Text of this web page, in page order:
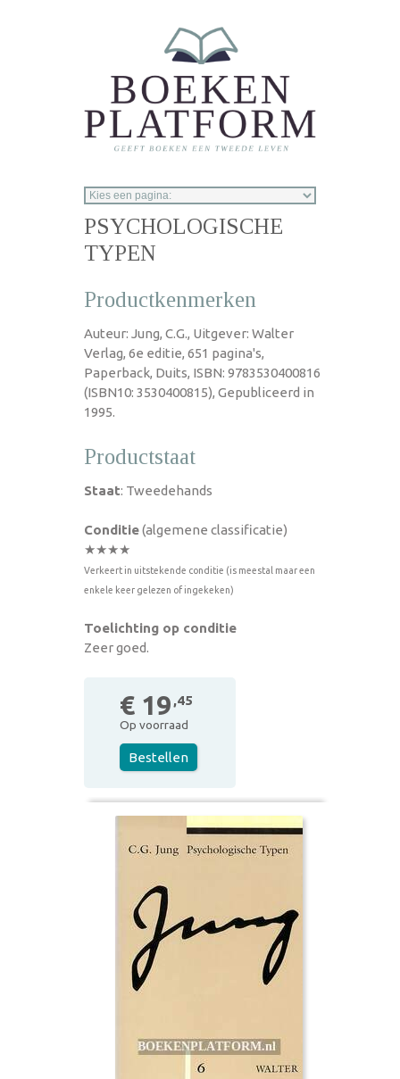
PSYCHOLOGISCHE
TYPEN
Productkenmerken
Auteur: Jung, C.G., Uitgever: Walter
Verlag, 6e editie, 651 pagina's,
Paperback, Duits, ISBN: 9783530400816
(ISBN10: 3530400815), Gepubliceerd in
1995.
Productstaat
Staat: Tweedehands
Conditie(algemene classificatie)
★★★★
Verkeert in uitstekende conditie (is meestal maar een
enkele keer gelezen of ingekeken)
Toelichting op conditie
Zeer goed.
€ 19 ,45
Op voorraad
Bestellen